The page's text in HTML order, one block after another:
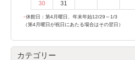
30
31
●休館日：第4月曜日、年末年始12/29～1/3
（第4月曜日が祝日にあたる場合はその翌日）
カテゴリー